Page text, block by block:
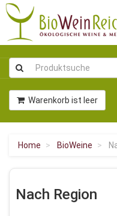
Warenkorb ist leer
Home BioWeine
Nach Region